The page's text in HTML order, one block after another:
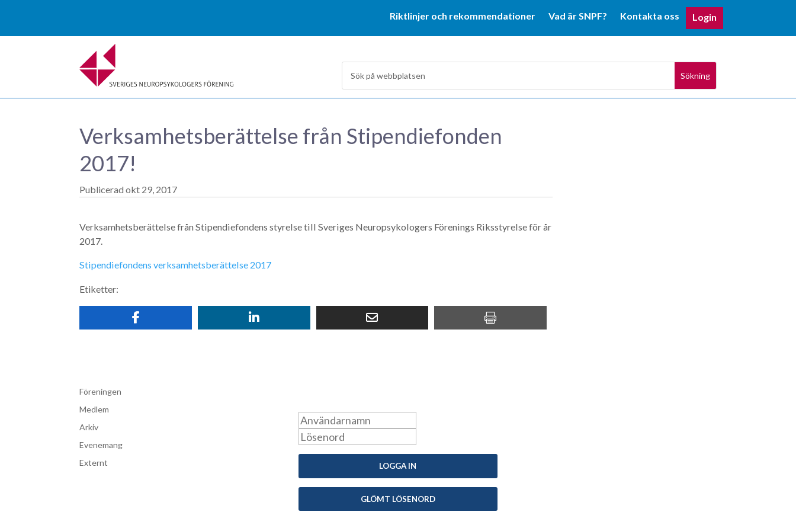
Riktlinjer och rekommendationer Vad är SNPF? Kontakta oss Login
Verksamhetsberättelse från Stipendiefonden
2017!
okt 29, 2017
Verksamhetsberättelse från Stipendiefondens styrelse till Sveriges Neuropsykologers Förenings Riksstyrelse för år
2017.
Stipendiefondens verksamhetsberättelse 2017
Etiketter:
Föreningen
Medlem
Arkiv
Evenemang
Externt